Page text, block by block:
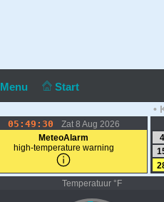
Menu Start
•
05:49:30
Zat 8 Aug 2026
MeteoAlarm
high-temperature warning
Temperatuur °F